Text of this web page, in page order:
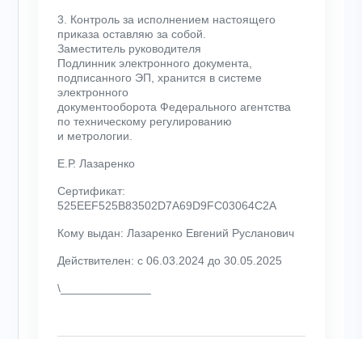
3. Контроль за исполнением настоящего
приказа оставляю за собой.
Заместитель руководителя
Подлинник электронного документа,
подписанного ЭП, хранится в системе
электронного
документооборота Федерального агентства
по техническому регулированию
и метрологии.
Е.Р. Лазаренко
Сертификат:
525EEF525B83502D7A69D9FC03064C2A
Кому выдан: Лазаренко Евгений Русланович
Действителен: с 06.03.2024 до 30.05.2025
\______________